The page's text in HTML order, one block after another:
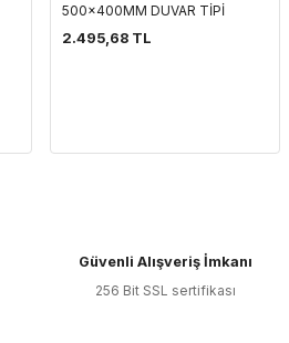
500x400MM DUVAR TİPİ
KABİNET
2.495,68 TL
Güvenli Alışveriş İmkanı
256 Bit SSL sertifikası